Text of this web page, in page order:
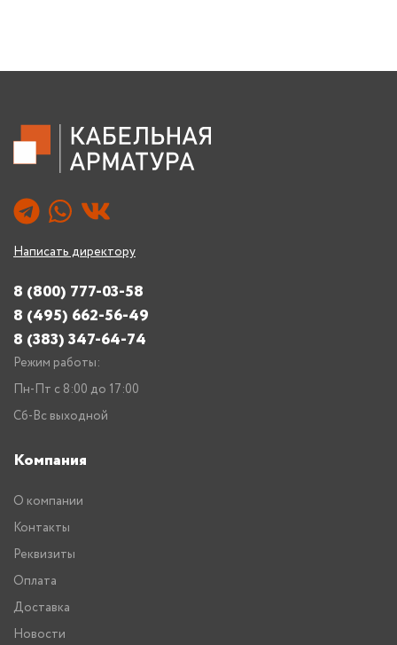
Написать директору
8 (800) 777-03-58
8 (495) 662-56-49
8 (383) 347-64-74
Режим работы:
Пн-Пт с 8:00 до 17:00
Сб-Вс выходной
Компания
О компании
Контакты
Реквизиты
Оплата
Доставка
Новости